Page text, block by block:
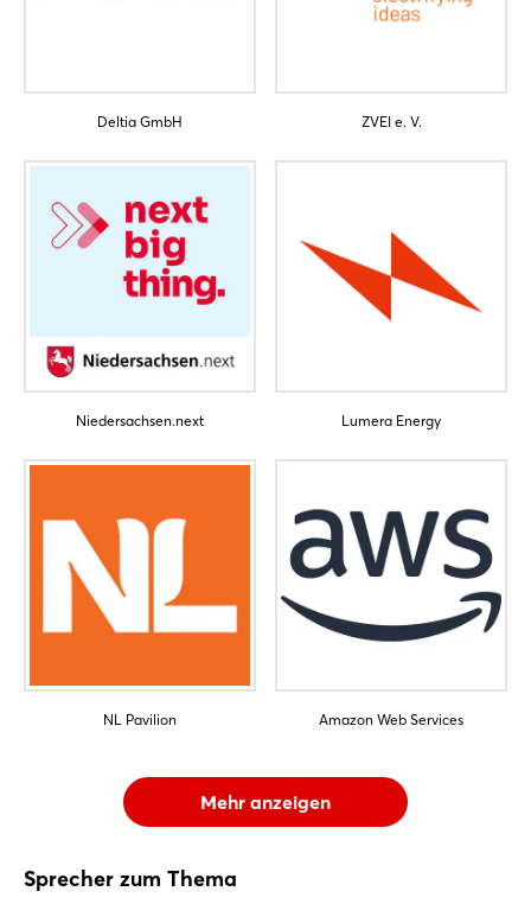
Deltia GmbH ZVEI e. V.
Niedersachsen.next Lumera Energy
NL Pavilion Amazon Web Services
Mehr anzeigen
Sprecher zum Thema
Jetzt registrieren